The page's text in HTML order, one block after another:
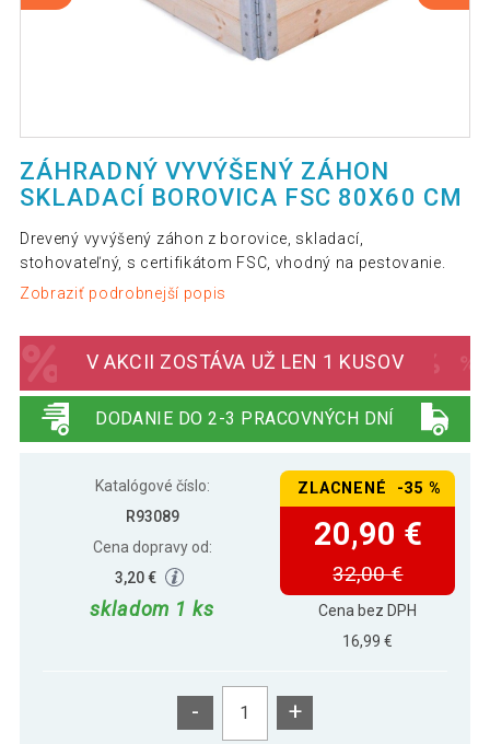
ZÁHRADNÝ VYVÝŠENÝ ZÁHON
SKLADACÍ BOROVICA FSC 80X60 CM
Drevený vyvýšený záhon z borovice, skladací,
stohovateľný, s certifikátom FSC, vhodný na pestovanie.
Zobraziť podrobnejší popis
V AKCII ZOSTÁVA UŽ LEN 1 KUSOV
DODANIE DO 2-3 PRACOVNÝCH DNÍ
Katalógové číslo:
R93089
Cena dopravy od:
3,20 €
skladom 1 ks
ZLACNENÉ -35 %
20,90 €
32,00 €
Cena bez DPH
16,99 €
- +